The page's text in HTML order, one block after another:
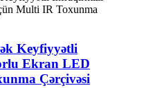
Keyfiyyətli
Ekran LED
Çərçivəsi